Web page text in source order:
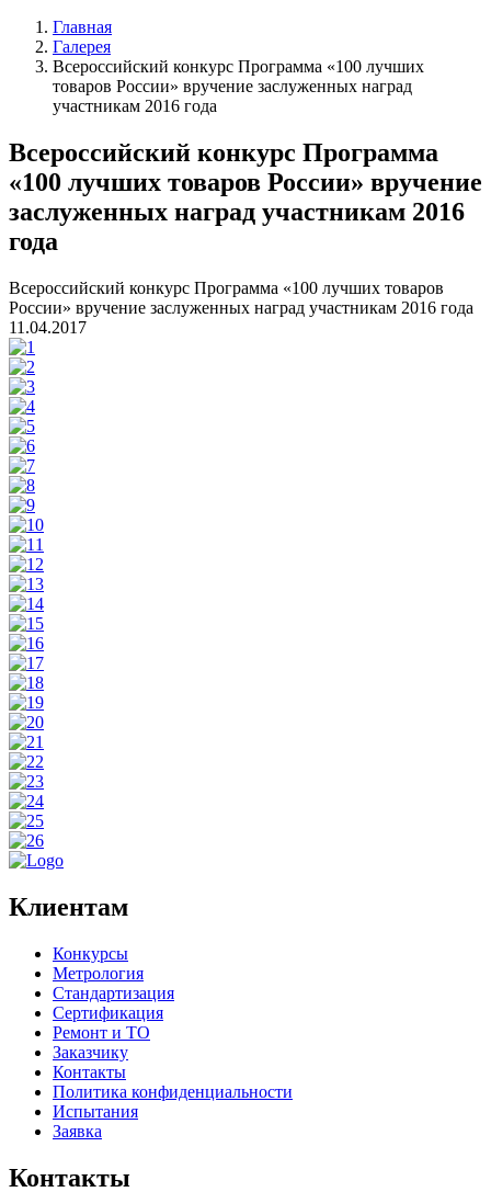
Главная
Галерея
Всероссийский конкурс Программа «100 лучших
товаров России» вручение заслуженных наград
участникам 2016 года
Всероссийский конкурс Программа
«100 лучших товаров России» вручение
заслуженных наград участникам 2016
года
Всероссийский конкурс Программа «100 лучших товаров
России» вручение заслуженных наград участникам 2016 года
11.04.2017
Клиентам
Конкурсы
Метрология
Стандартизация
Сертификация
Ремонт и ТО
Заказчику
Контакты
Политика конфиденциальности
Испытания
Заявка
Контакты